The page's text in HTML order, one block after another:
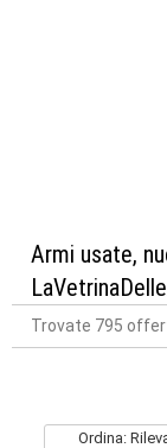
Armi usate,
Trovate 795
Ordina: